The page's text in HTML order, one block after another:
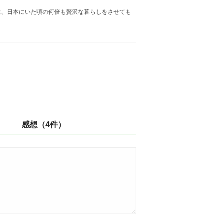
日本にいた頃の何倍も贅沢な暮らしをさせても
感想（4件）